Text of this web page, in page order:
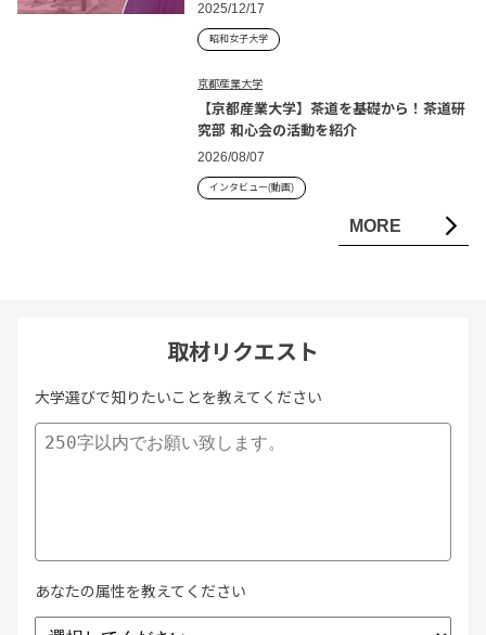
2025/12/17
昭和女子大学
京都産業大学
【京都産業大学】茶道を基礎から！茶道研
究部 和心会の活動を紹介
2026/08/07
インタビュー(動画)
MORE
取材リクエスト
大学選びで知りたいことを教えてください
あなたの属性を教えてください